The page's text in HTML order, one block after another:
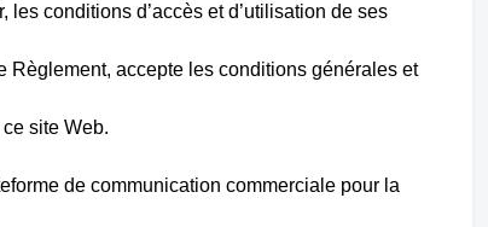
conditions d’accès et d’utilisation de ses
Règlement, accepte les conditions générales et
site Web.
de communication commerciale pour la